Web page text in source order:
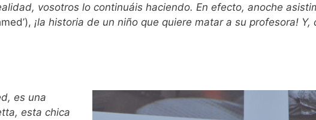
vosotros lo continuáis haciendo. En efecto, anoche
¡la historia de un niño que quiere matar a su profesora!
es una
esta chica